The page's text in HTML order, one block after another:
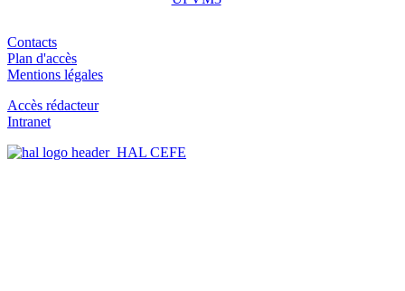
Contacts
Plan d'accès
Mentions légales
Accès rédacteur
Intranet
HAL CEFE